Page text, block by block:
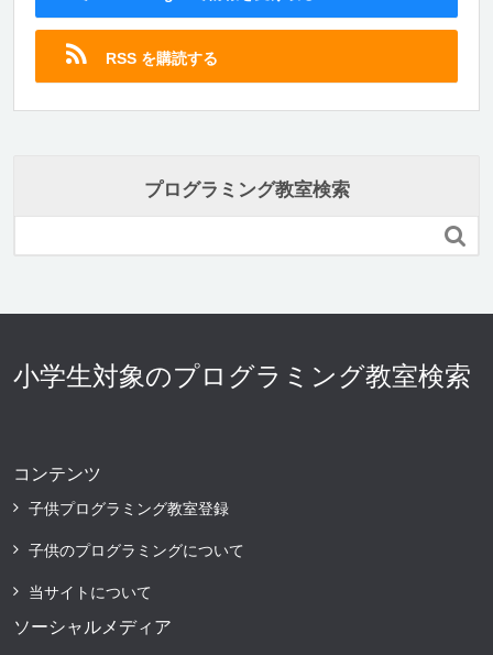
RSS を購読する
プログラミング教室検索

小学生対象のプログラミング教室検索
コンテンツ
子供プログラミング教室登録
子供のプログラミングについて
当サイトについて
ソーシャルメディア